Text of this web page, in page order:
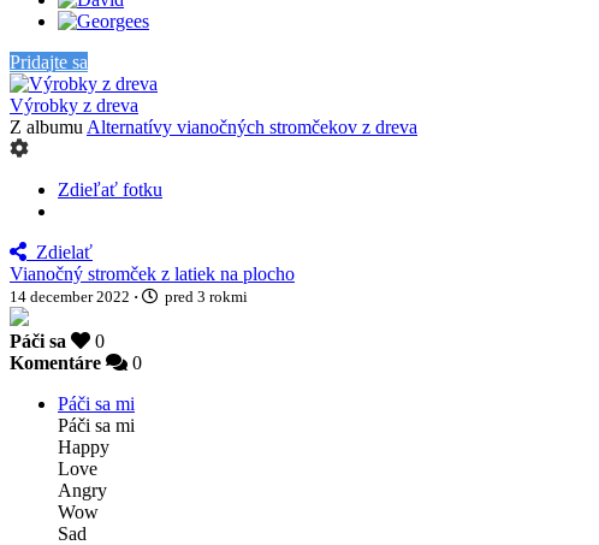
Pridajte sa
Výrobky z dreva
Z albumu Alternatívy vianočných stromčekov z dreva
Zdieľať fotku
Zdielať
Vianočný stromček z latiek na plocho
14 december 2022 · pred 3 rokmi
Páči sa
0
Komentáre
0
Páči sa mi
Páči sa mi
Happy
Love
Angry
Wow
Sad